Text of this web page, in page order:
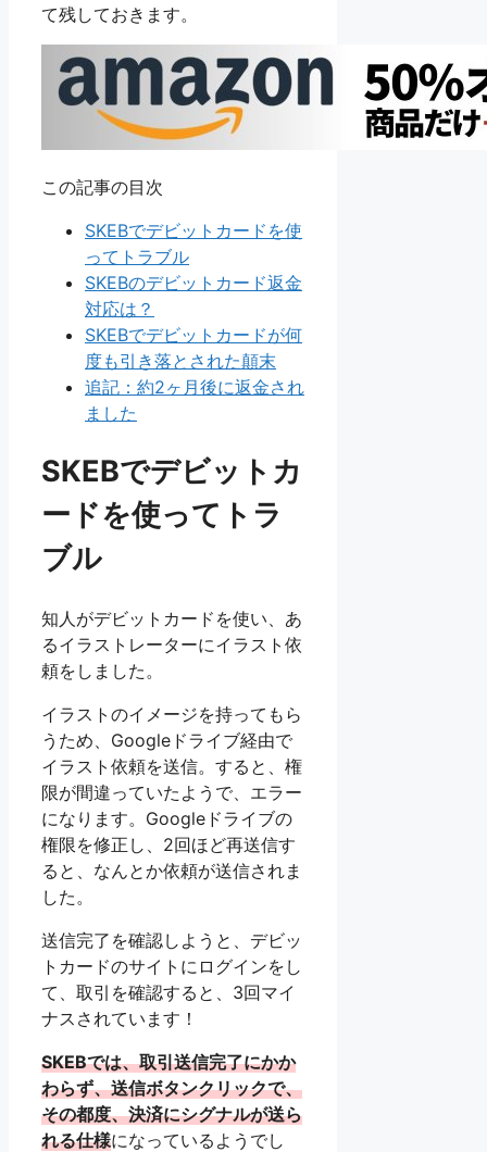
て残しておきます。
この記事の目次
SKEBでデビットカードを使
ってトラブル
SKEBのデビットカード返金
対応は？
SKEBでデビットカードが何
度も引き落とされた顛末
追記：約2ヶ月後に返金され
ました
SKEBでデビットカ
ードを使ってトラ
ブル
知人がデビットカードを使い、あ
るイラストレーターにイラスト依
頼をしました。
イラストのイメージを持ってもら
うため、Googleドライブ経由で
イラスト依頼を送信。すると、権
限が間違っていたようで、エラー
になります。Googleドライブの
権限を修正し、2回ほど再送信す
ると、なんとか依頼が送信されま
した。
送信完了を確認しようと、デビッ
トカードのサイトにログインをし
て、取引を確認すると、3回マイ
ナスされています！
SKEBでは、取引送信完了にかか
わらず、送信ボタンクリックで、
その都度、決済にシグナルが送ら
れる仕様になっているようでし